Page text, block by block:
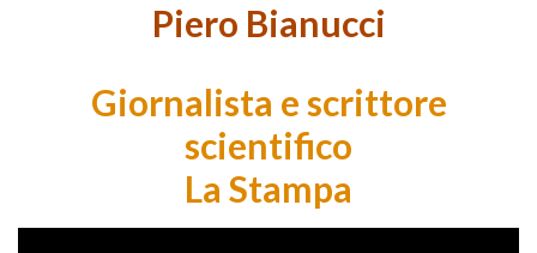
Piero Bianucci
Giornalista e scrittore
scientifico
La Stampa